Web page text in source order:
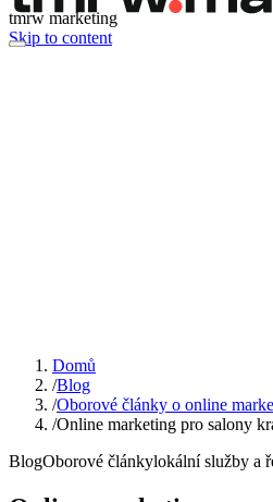
tmrw marketing
Skip to content
Domů
/Blog
/Oborové články o online
/Online marketing pro salony
BlogOborové článkylokální služby a